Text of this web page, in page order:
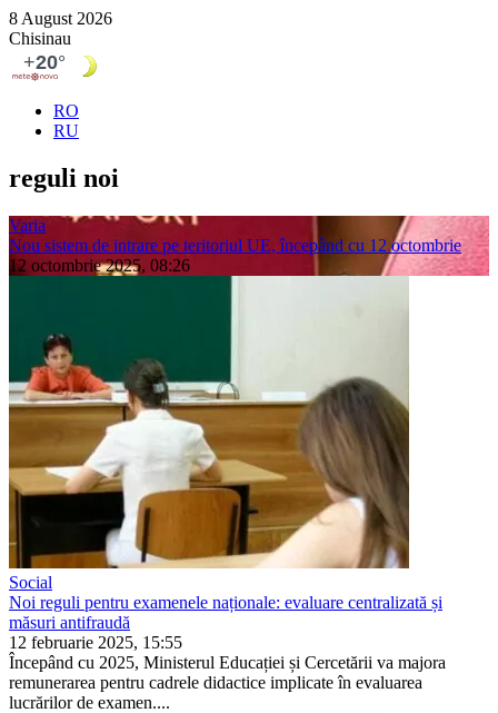
8 August 2026
Chisinau
RO
RU
reguli noi
Varia
Nou sistem de intrare pe teritoriul UE, începând cu 12 octombrie
12 octombrie 2025, 08:26
Social
Noi reguli pentru examenele naționale: evaluare centralizată și
măsuri antifraudă
12 februarie 2025, 15:55
Începând cu 2025, Ministerul Educației și Cercetării va majo­ra
remunerarea pentru cadrele didactice implicate în evalua­rea
lucrărilor de examen....